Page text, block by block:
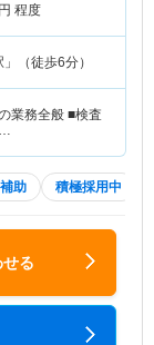
程度
（徒歩6分）
業務全般 ■検査
助 積極採用中
る